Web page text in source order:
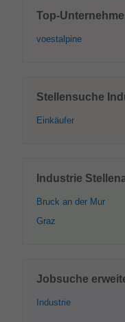
Top-
voestalpine
Stellensuche
Einkäufer
Industrie
Bruck an der Mur
Graz
Jobsuche
Industrie